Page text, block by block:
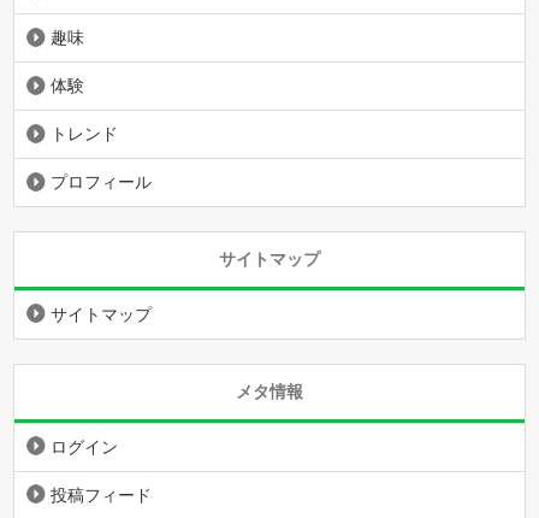
趣味
体験
トレンド
プロフィール
サイトマップ
サイトマップ
メタ情報
ログイン
投稿フィード